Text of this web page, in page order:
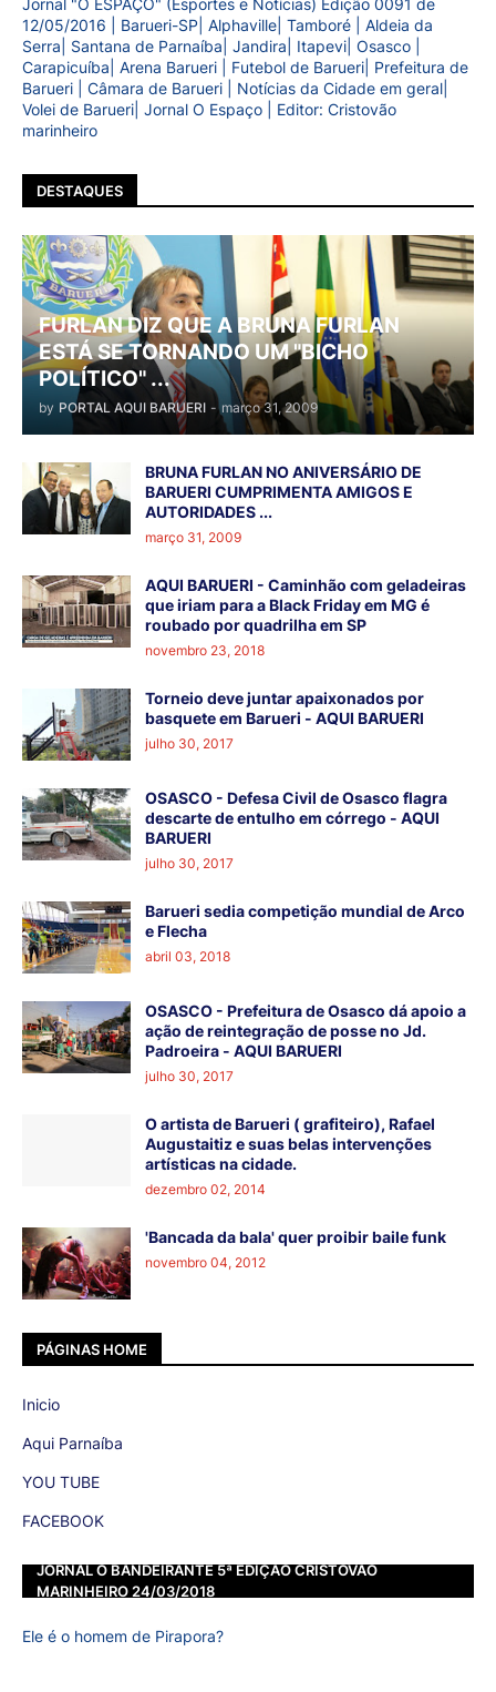
Jornal "O ESPAÇO" (Esportes e Notícias) Edição 0091 de
12/05/2016 | Barueri-SP| Alphaville| Tamboré | Aldeia da
Serra| Santana de Parnaíba| Jandira| Itapevi| Osasco |
Carapicuíba| Arena Barueri | Futebol de Barueri| Prefeitura de
Barueri | Câmara de Barueri | Notícias da Cidade em geral|
Volei de Barueri| Jornal O Espaço | Editor: Cristovão
marinheiro
DESTAQUES
FURLAN DIZ QUE A BRUNA FURLAN
ESTÁ SE TORNANDO UM "BICHO
POLÍTICO" ...
by PORTAL AQUI BARUERI - março 31, 2009
BRUNA FURLAN NO ANIVERSÁRIO DE
BARUERI CUMPRIMENTA AMIGOS E
AUTORIDADES ...
março 31, 2009
AQUI BARUERI - Caminhão com geladeiras
que iriam para a Black Friday em MG é
roubado por quadrilha em SP
novembro 23, 2018
Torneio deve juntar apaixonados por
basquete em Barueri - AQUI BARUERI
julho 30, 2017
OSASCO - Defesa Civil de Osasco flagra
descarte de entulho em córrego - AQUI
BARUERI
julho 30, 2017
Barueri sedia competição mundial de Arco
e Flecha
abril 03, 2018
OSASCO - Prefeitura de Osasco dá apoio a
ação de reintegração de posse no Jd.
Padroeira - AQUI BARUERI
julho 30, 2017
O artista de Barueri ( grafiteiro), Rafael
Augustaitiz e suas belas intervenções
artísticas na cidade.
dezembro 02, 2014
'Bancada da bala' quer proibir baile funk
novembro 04, 2012
PÁGINAS HOME
Inicio
Aqui Parnaíba
YOU TUBE
FACEBOOK
JORNAL O BANDEIRANTE 5ª EDIÇÃO CRISTOVÃO
MARINHEIRO 24/03/2018
Ele é o homem de Pirapora?